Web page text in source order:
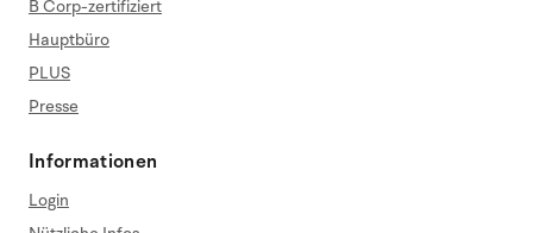
B Corp-zertifiziert
Hauptbüro
PLUS
Presse
Informationen
Login